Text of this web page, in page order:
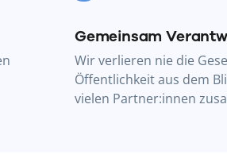
Gemeinsam
Wir verlieren nie die
Öffentlichkeit aus dem
vielen Partner:innen